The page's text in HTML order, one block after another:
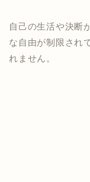
自己の生活や決断
な自由が制限され
れません。